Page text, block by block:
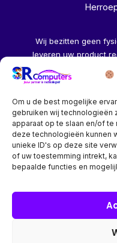
Om u de best mogelijke
gebruiken wij technologieën
apparaat op te slaan en/of
deze technologieën kunnen
unieke ID's op deze site
of uw toestemming intrekt,
bepaalde functies en
Wij bezitten geen
leveren uw product
Bedrijf? vraag een